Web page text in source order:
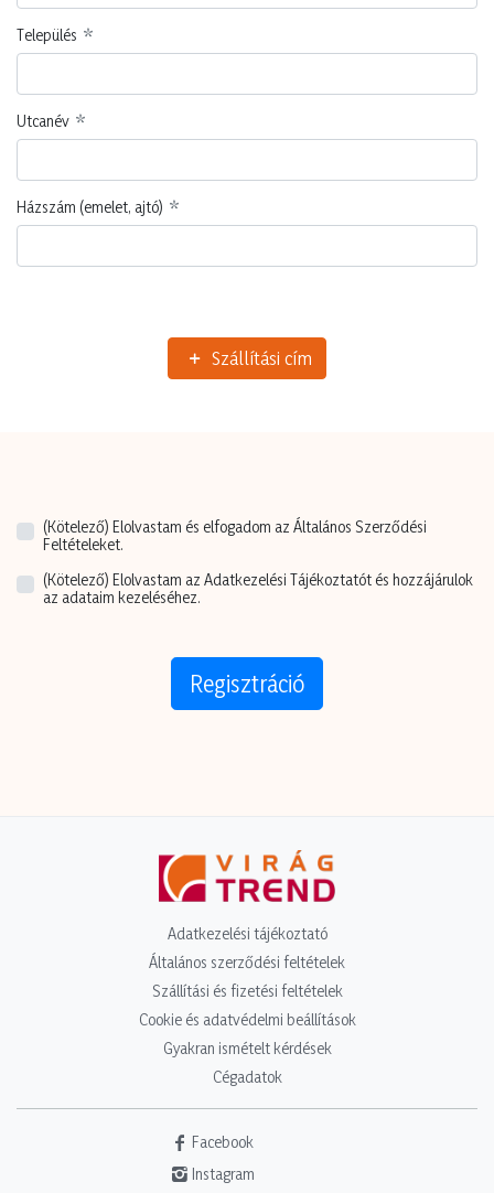
Település
Utcanév
Házszám (emelet, ajtó)
Szállítási cím
(Kötelező) Elolvastam és elfogadom az Általános Szerződési
Feltételeket.
(Kötelező) Elolvastam az Adatkezelési Tájékoztatót és hozzájárulok
az adataim kezeléséhez.
Regisztráció
Adatkezelési tájékoztató
Általános szerződési feltételek
Szállítási és fizetési feltételek
Cookie és adatvédelmi beállítások
Gyakran ismételt kérdések
Cégadatok
Facebook
Instagram